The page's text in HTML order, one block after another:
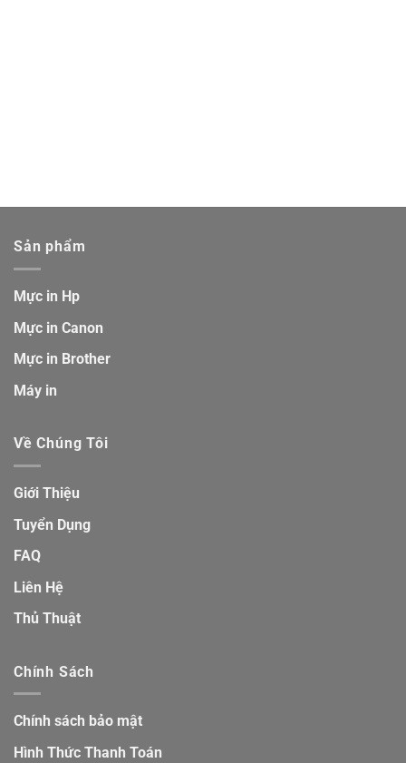
Sản phẩm
Mực in Hp
Mực in Canon
Mực in Brother
Máy in
Về Chúng Tôi
Giới Thiệu
Tuyển Dụng
FAQ
Liên Hệ
Thủ Thuật
Chính Sách
Chính sách bảo mật
Hình Thức Thanh Toán